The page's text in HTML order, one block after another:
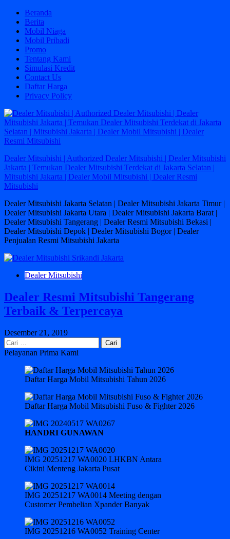
Skip
content
Beranda
Berita
Mobil Niaga
Mobil Pribadi
Promo
Tentang Kami
Simulasi Kredit
Contact Us
Daftar Harga
Privacy Policy
Dealer Mitsubishi | Authorized Dealer Mitsubishi | Dealer Mitsubishi
Jakarta | Temukan Dealer Mitsubishi Terdekat di Jakarta Selatan |
Mitsubishi Jakarta | Dealer Mobil Mitsubishi | Dealer Resmi
Mitsubishi
Dealer Mitsubishi Jakarta Selatan | Dealer Mitsubishi Jakarta Timur |
Dealer Mitsubishi Jakarta Utara | Dealer Mitsubishi Jakarta Barat |
Dealer Mitsubishi Tangerang | Dealer Resmi Mitsubishi Bekasi |
Dealer Mitsubishi Depok | Dealer Mitsubishi Bogor | Dealer
Penjualan Resmi Mitsubishi Jakarta
Dealer Mitsubishi
Dealer Resmi Mitsubishi Tangerang
Terbaik & Terpercaya
Desember 21, 2019
Cari
untuk:
Pelayanan Prima Kami
Daftar Harga Mobil Mitsubishi Tahun 2026
Daftar Harga Mobil Mitsubishi Fuso & Fighter 2026
HANDRI GUNAWAN
IMG 20251217 WA0020 LHKBN Antara
Cikini Menteng Jakarta Pusat
IMG 20251217 WA0014 Meeting dengan
Customer Pembelian Xpander Banyak
IMG 20251216 WA0052 Training Center